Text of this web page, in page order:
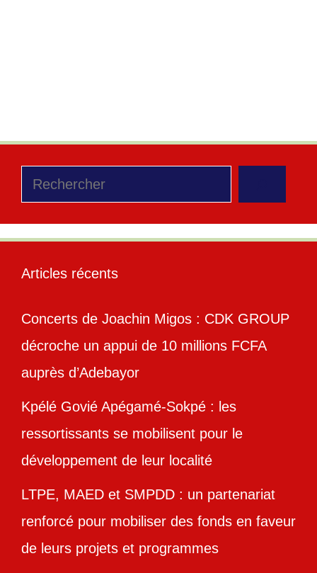
Rechercher
Articles récents
Concerts de Joachin Migos : CDK GROUP
décroche un appui de 10 millions FCFA
auprès d’Adebayor
Kpélé Govié Apégamé-Sokpé : les
ressortissants se mobilisent pour le
développement de leur localité
LTPE, MAED et SMPDD : un partenariat
renforcé pour mobiliser des fonds en faveur
de leurs projets et programmes